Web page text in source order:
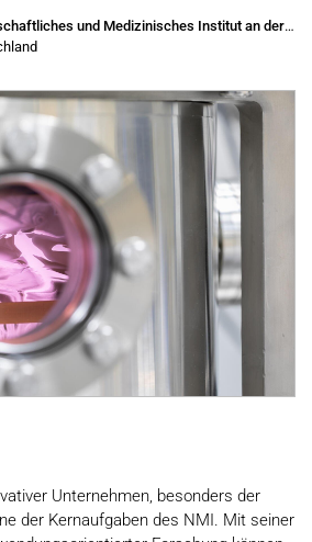
NMI Naturwissenschaftliches und Medizinisches Institut an der Universität Tübingen
Unternehmen, besonders der
der Kernaufgaben des NMI. Mit seiner